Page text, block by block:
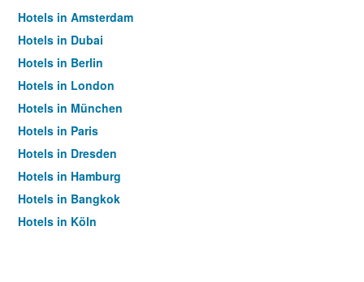
Hotels in Amsterdam
Hotels in Dubai
Hotels in Berlin
Hotels in London
Hotels in München
Hotels in Paris
Hotels in Dresden
Hotels in Hamburg
Hotels in Bangkok
Hotels in Köln